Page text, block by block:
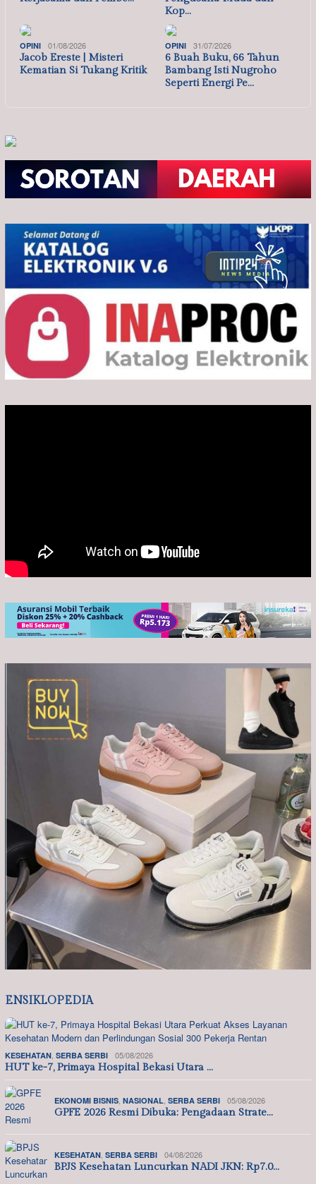
Kop…
OPINI 01/08/2026
Jacob Ereste | Misteri
Kematian Si Tukang Kritik
OPINI 31/07/2026
6 Buah Buku, 66 Tahun
Bambang Isti Nugroho
Seperti Energi Pe…
ENSIKLOPEDIA
KESEHATAN SERBA SERBI 05/08/2026
HUT ke-7, Primaya Hospital Bekasi Utara …
EKONOMI BISNIS NASIONAL SERBA SERBI 05/08/2026
GPFE 2026 Resmi Dibuka: Pengadaan Strate…
KESEHATAN SERBA SERBI 04/08/2026
BPJS Kesehatan Luncurkan NADI JKN: Rp7.0…